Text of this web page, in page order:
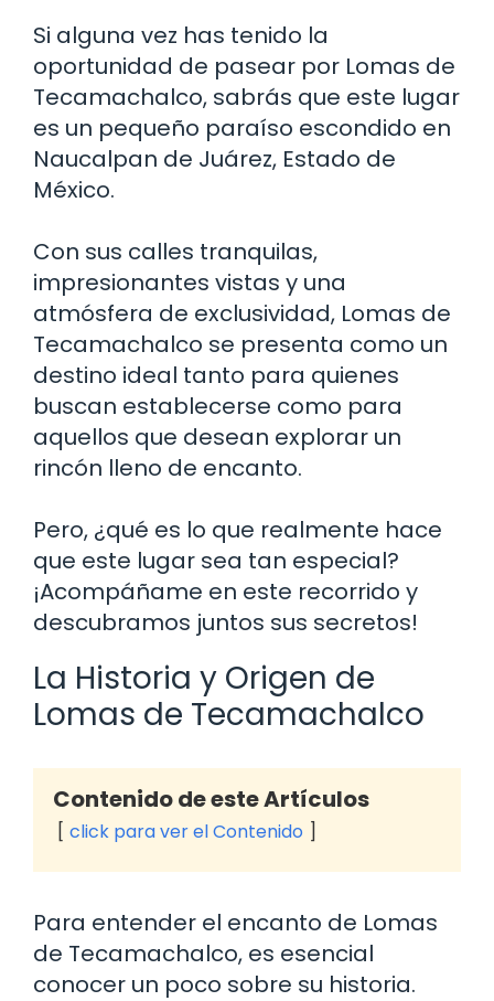
Si alguna vez has tenido la
oportunidad de pasear por Lomas de
Tecamachalco, sabrás que este lugar
es un pequeño paraíso escondido en
Naucalpan de Juárez, Estado de
México.
Con sus calles tranquilas,
impresionantes vistas y una
atmósfera de exclusividad, Lomas de
Tecamachalco se presenta como un
destino ideal tanto para quienes
buscan establecerse como para
aquellos que desean explorar un
rincón lleno de encanto.
Pero, ¿qué es lo que realmente hace
que este lugar sea tan especial?
¡Acompáñame en este recorrido y
descubramos juntos sus secretos!
La Historia y Origen de
Lomas de Tecamachalco
Contenido de este Artículos
click para ver el Contenido
Para entender el encanto de Lomas
de Tecamachalco, es esencial
conocer un poco sobre su historia.